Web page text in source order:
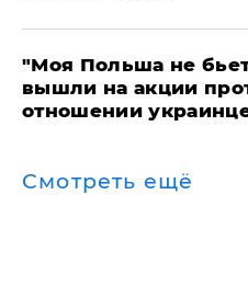
"Моя Польша не
вышли на акции
отношении
Смотреть ещё